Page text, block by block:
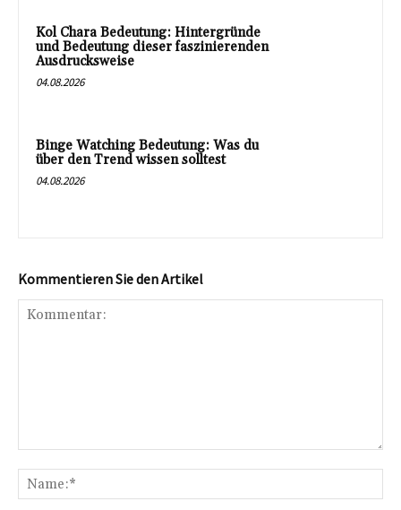
Kol Chara Bedeutung: Hintergründe
und Bedeutung dieser faszinierenden
Ausdrucksweise
04.08.2026
Binge Watching Bedeutung: Was du
über den Trend wissen solltest
04.08.2026
Kommentieren Sie den Artikel